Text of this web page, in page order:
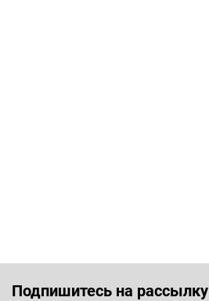
Подпишитесь на рассылку